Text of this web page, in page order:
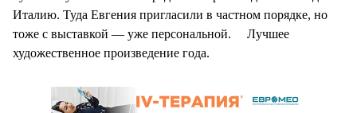
Италию. Туда Евгения пригласили в частном порядке, но
тоже с выставкой — уже персональной. Лучшее
художественное произведение года.